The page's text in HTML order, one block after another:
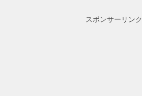
スポンサーリンク